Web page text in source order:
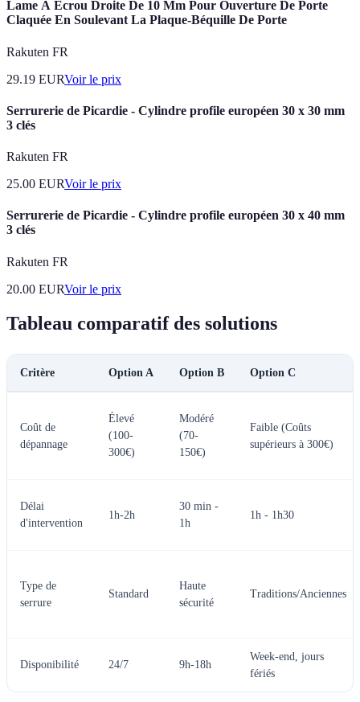
Lame À Écrou Droite De 10 Mm Pour Ouverture De Porte
Claquée En Soulevant La Plaque-Béquille De Porte
Rakuten FR
29.19 EURVoir le prix
Serrurerie de Picardie - Cylindre profile européen 30 x 30 mm
3 clés
Rakuten FR
25.00 EURVoir le prix
Serrurerie de Picardie - Cylindre profile européen 30 x 40 mm
3 clés
Rakuten FR
20.00 EURVoir le prix
Tableau comparatif des solutions
Critère Option A Option B Option C
Coût de
dépannage
Élevé
(100-
300€)
Modéré
(70-
150€)
Faible (Coûts
supérieurs à 300€)
Délai
d'intervention
1h-2h
30 min -
1h
1h - 1h30
Type de
serrure
Standard
Haute
sécurité
Traditions/Anciennes
Disponibilité 24/7 9h-18h
Week-end, jours
fériés